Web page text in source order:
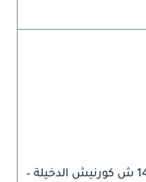
14 ش كورنيش الدخيلة –